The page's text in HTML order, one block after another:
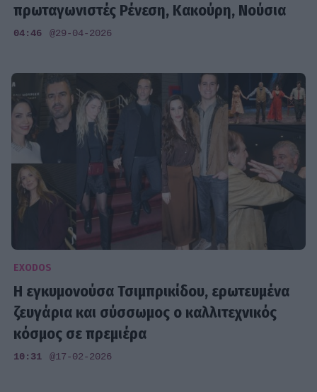
πρωταγωνιστές Ρένεση, Κακούρη, Νούσια
04:46 @29-04-2026
EXODOS
Η εγκυμονούσα Τσιμπρικίδου, ερωτευμένα
ζευγάρια και σύσσωμος ο καλλιτεχνικός
κόσμος σε πρεμιέρα
10:31 @17-02-2026